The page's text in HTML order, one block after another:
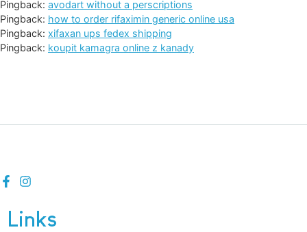
Pingback: avodart without a perscriptions
Pingback: how to order rifaximin generic online usa
Pingback: xifaxan ups fedex shipping
Pingback: koupit kamagra online z kanady
Links